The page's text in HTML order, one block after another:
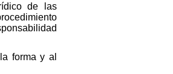
de las
forma y al